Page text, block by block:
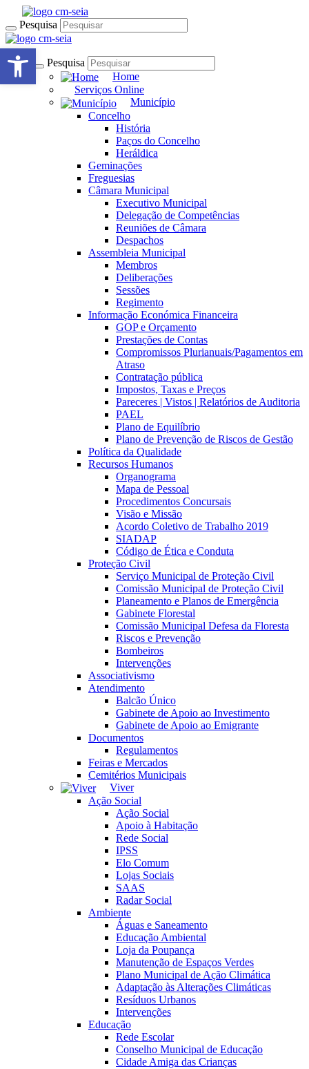
Pesquisa
Pesquisa
Home
Serviços Online
Município
Concelho
História
Paços do Concelho
Heráldica
Geminações
Freguesias
Câmara Municipal
Executivo Municipal
Delegação de Competências
Reuniões de Câmara
Despachos
Assembleia Municipal
Membros
Deliberações
Sessões
Regimento
Informação Económica Financeira
GOP e Orçamento
Prestações de Contas
Compromissos Plurianuais/Pagamentos em
Atraso
Contratação pública
Impostos, Taxas e Preços
Pareceres | Vistos | Relatórios de Auditoria
PAEL
Plano de Equilíbrio
Plano de Prevenção de Riscos de Gestão
Política da Qualidade
Recursos Humanos
Organograma
Mapa de Pessoal
Procedimentos Concursais
Visão e Missão
Acordo Coletivo de Trabalho 2019
SIADAP
Código de Ética e Conduta
Proteção Civil
Serviço Municipal de Proteção Civil
Comissão Municipal de Proteção Civil
Planeamento e Planos de Emergência
Gabinete Florestal
Comissão Municipal Defesa da Floresta
Riscos e Prevenção
Bombeiros
Intervenções
Associativismo
Atendimento
Balcão Único
Gabinete de Apoio ao Investimento
Gabinete de Apoio ao Emigrante
Documentos
Regulamentos
Feiras e Mercados
Cemitérios Municipais
Viver
Ação Social
Ação Social
Apoio à Habitação
Rede Social
IPSS
Elo Comum
Lojas Sociais
SAAS
Radar Social
Ambiente
Águas e Saneamento
Educação Ambiental
Loja da Poupança
Manutenção de Espaços Verdes
Plano Municipal de Ação Climática
Adaptação às Alterações Climáticas
Resíduos Urbanos
Intervenções
Educação
Rede Escolar
Conselho Municipal de Educação
Cidade Amiga das Crianças
Open toolbar